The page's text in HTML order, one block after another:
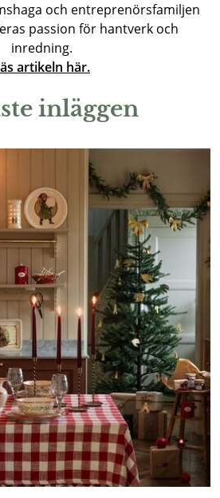
och entreprenörsfamiljen
passion för hantverk och
inredning.
artikeln här.
inläggen